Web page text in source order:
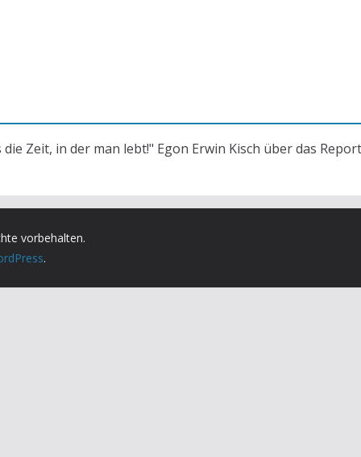
Zeit, in der man lebt!" Egon Erwin Kisch über das
vorbehalten.
.